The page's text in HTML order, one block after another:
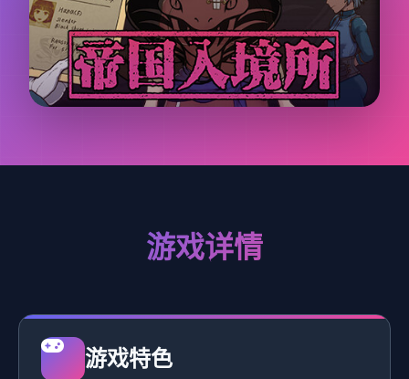
游戏详情
游戏特色